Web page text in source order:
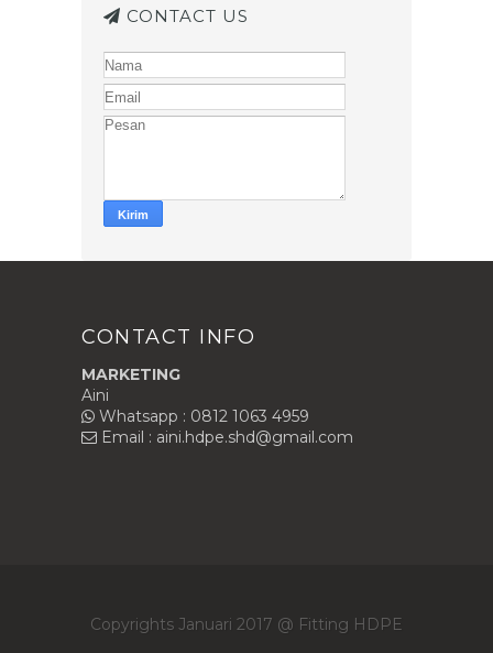
CONTACT US
CONTACT INFO
MARKETING
Aini
Whatsapp : 0812 1063 4959
Email : aini.hdpe.shd@gmail.com
Copyrights Januari 2017 @ Fitting HDPE